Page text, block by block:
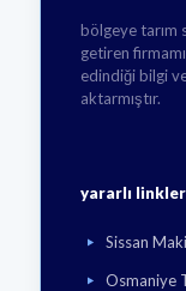
bölgeye tarım
getiren
edindiği bilgi
aktarmıştır.
yararlı linkler
Sissan
Osmaniye